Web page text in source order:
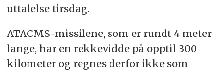
uttalelse tirsdag.
ATACMS-missilene, som er rundt 4 meter
lange, har en rekkevidde på opptil 300
kilometer og regnes derfor ikke som